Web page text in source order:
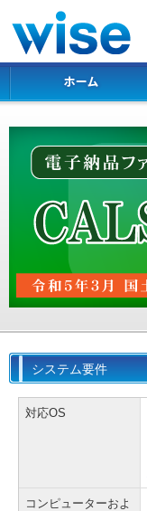
システム要件
対応OS
コンピューターおよ